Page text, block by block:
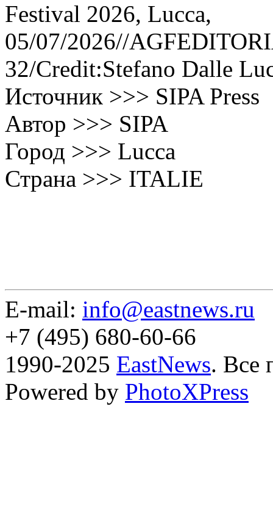
Festival 2026, Lucca,
05/07/2026//
32/Credit:Stefano Dalle
Источник >>> SIPA Press
Автор >>> SIPA
Город >>> Lucca
Страна >>> ITALIE
E-mail: info@eastnews.ru
+7 (495) 680-60-66
1990-2025 EastNews. Все
Powered by PhotoXPress